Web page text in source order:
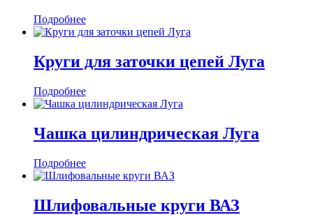
Подробнее
Круги для заточки цепей Луга
Подробнее
Чашка цилиндрическая Луга
Подробнее
Шлифовальные круги ВАЗ